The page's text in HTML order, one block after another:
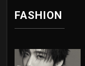
FASHION